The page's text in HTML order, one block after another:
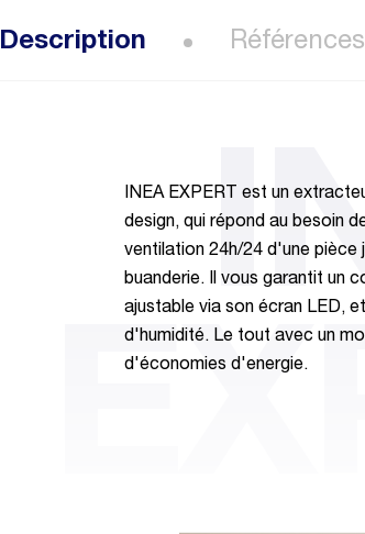
Description
INEA EXPERT est un
design, qui répond au besoin
ventilation 24h/24 d'une pièce
buanderie. Il vous garantit un
ajustable via son écran LED,
d'humidité. Le tout avec un
d'économies d'energie.